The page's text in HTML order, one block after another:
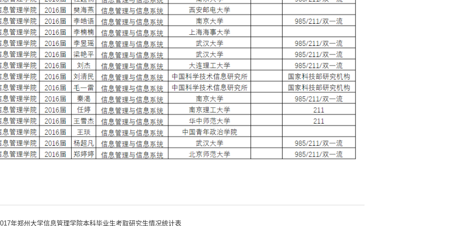
年郑州大学信息管理学院本科毕业生考取研究生情况统计表